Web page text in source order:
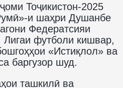
Тоҷикистон-2025
и шаҳри Душанбе
Федератсияи
Лигаи футболи кишвар,
«Истиқлол» ва
баргузор шуд.
ташкилӣ ва